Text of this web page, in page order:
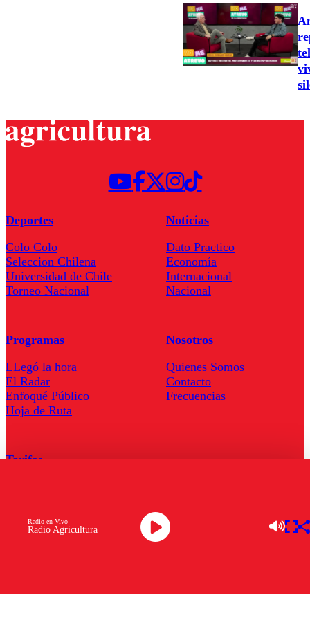
Radio Agricultura
Radio en Vivo
Deportes
Colo Colo
Seleccion Chilena
Universidad de Chile
Torneo Nacional
Noticias
Dato Practico
Economía
Internacional
Nacional
Programas
LLegó la hora
El Radar
Enfoqué Público
Hoja de Ruta
Nosotros
Quienes Somos
Contacto
Frecuencias
Tarifas
Descarga la APP